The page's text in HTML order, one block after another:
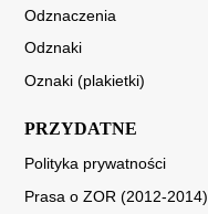
Odznaczenia
Odznaki
Oznaki (plakietki)
PRZYDATNE
Polityka prywatności
Prasa o ZOR (2012-2014)